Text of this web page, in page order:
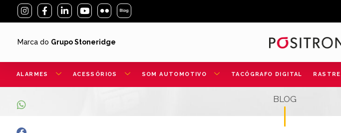
Marca do Grupo Stoneridge
ALARMES ACESSÓRIOS SOM AUTOMOTIVO TACÓGRAFO DIGITAL
BLOG